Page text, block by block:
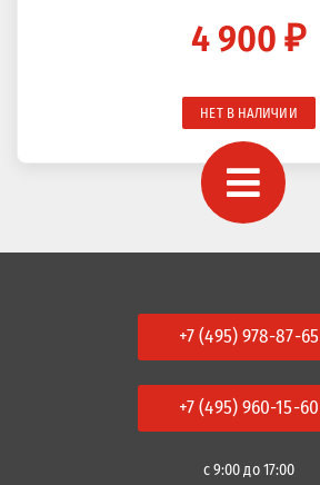
4 900 ₽
НЕТ В НАЛИЧИИ
+7 (495) 978-87-65
+7 (495) 960-15-60
с 9:00 до 17:00